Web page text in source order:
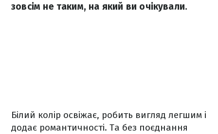
зовсім не таким, на який ви очікували.
Білий колір освіжає, робить вигляд легшим і
додає романтичності. Та без поєднання